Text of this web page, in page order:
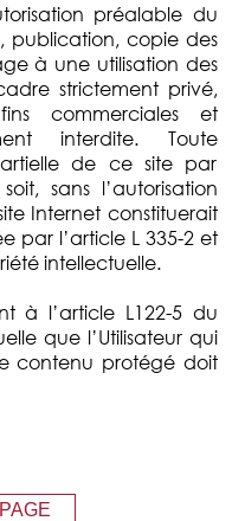
préalable du
publication, copie des
à une utilisation des
strictement privé,
commerciales et
interdite. Toute
de ce site par
sans l’autorisation
Internet constituerait
par l’article L 335-2 et
intellectuelle.
à l’article L122-5 du
que l’Utilisateur qui
contenu protégé doit
PAGE